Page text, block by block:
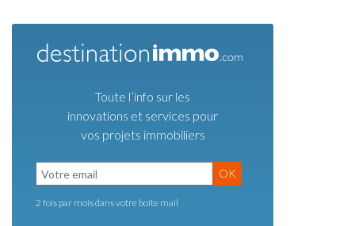
Toute l’info sur les
innovations et services pour
vos projets immobiliers
OK
2 fois par mois dans votre boite mail